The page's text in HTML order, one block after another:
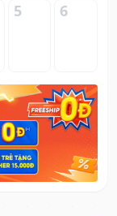
5 6